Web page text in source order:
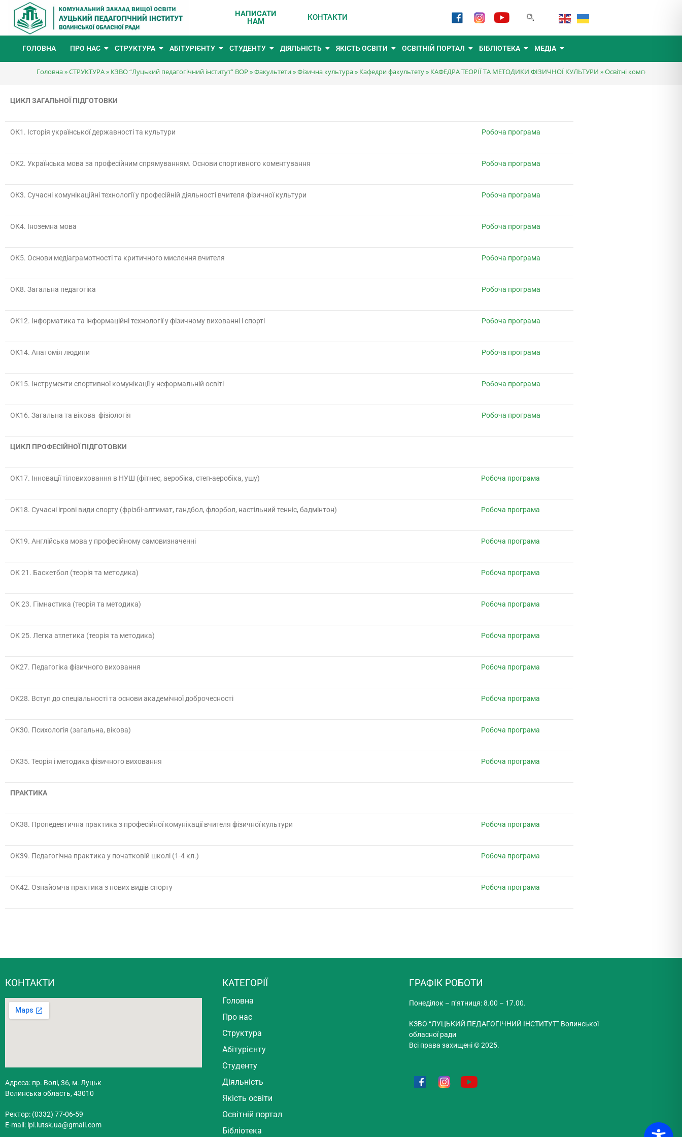
НАПИСАТИ
НАМ
КОНТАКТИ
ГОЛОВНА ПРО НАС СТРУКТУРА АБІТУРІЄНТУ СТУДЕНТУ ДІЯЛЬНІСТЬ ЯКІСТЬ ОСВІТИ ОСВІТНІЙ ПОРТАЛ БІБЛІОТЕКА МЕДІА
Головна»СТРУКТУРА» КЗВО “Луцький педагогічний інститут” ВОР »Факультети»Фізична культура» Кафедри факультету» КАФЕДРА ТЕОРІЇ ТА МЕТОДИКИ ФІЗИЧНОЇ КУЛЬТУРИ »Освітні компоненти-ФК
ЦИКЛ ЗАГАЛЬНОЇ ПІДГОТОВКИ
ОК1. Історія української державності та культури Робоча програма
ОК2. Українська мова за професійним спрямуванням. Основи спортивного коментування Робоча програма
ОК3. Сучасні комунікаційні технології у професійній діяльності вчителя фізичної культури Робоча програма
ОК4. Іноземна мова Робоча програма
ОК5. Основи медіаграмотності та критичного мислення вчителя Робоча програма
ОК8. Загальна педагогіка Робоча програма
ОК12. Інформатика та інформаційні технології у фізичному вихованні і спорті Робоча програма
ОК14. Анатомія людини Робоча програма
ОК15. Інструменти спортивної комунікації у неформальній освіті Робоча програма
ОК16. Загальна та вікова фізіологія Робоча програма
ЦИКЛ ПРОФЕСІЙНОЇ ПІДГОТОВКИ
ОК17. Інновації тіловиховання в НУШ (фітнес, аеробіка, степ-аеробіка, ушу) Робоча програма
ОК18. Сучасні ігрові види спорту (фрізбі-алтимат, гандбол, флорбол, настільний тенніс, бадмінтон) Робоча програма
ОК19. Англійська мова у професійному самовизначенні Робоча програма
ОК 21. Баскетбол (теорія та методика) Робоча програма
ОК 23. Гімнастика (теорія та методика) Робоча програма
ОК 25. Легка атлетика (теорія та методика) Робоча програма
ОК27. Педагогіка фізичного виховання Робоча програма
ОК28. Вступ до спеціальності та основи академічної доброчесності Робоча програма
ОК30. Психологія (загальна, вікова) Робоча програма
ОК35. Теорія і методика фізичного виховання Робоча програма
ПРАКТИКА
ОК38. Пропедевтична практика з професійної комунікації вчителя фізичної культури Робоча програма
ОК39. Педагогічна практика у початковій школі (1-4 кл.) Робоча програма
ОК42. Ознайомча практика з нових видів спорту Робоча програма
КОНТАКТИ
Адреса: пр. Волі, 36, м. Луцьк
Волинська область, 43010
Ректор: (0332) 77-06-59
E-mail: lpi.lutsk.ua@gmail.com
КАТЕГОРІЇ
Головна
Про нас
Структура
Абітурієнту
Студенту
Діяльність
Якість освіти
Освітній портал
Бібліотека
ГРАФІК РОБОТИ
Понеділок – п’ятниця: 8.00 – 17.00.
КЗВО “ЛУЦЬКИЙ ПЕДАГОГІЧНИЙ ІНСТИТУТ” Волинської
обласної ради
Всі права захищені © 2025.